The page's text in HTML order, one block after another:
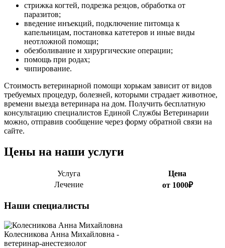
стрижка когтей, подрезка резцов, обработка от
паразитов;
введение инъекций, подключение питомца к
капельницам, постановка катетеров и иные виды
неотложной помощи;
обезболивание и хирургические операции;
помощь при родах;
чипирование.
Стоимость ветеринарной помощи хорькам зависит от видов
требуемых процедур, болезней, которыми страдает животное,
времени выезда ветеринара на дом. Получить бесплатную
консультацию специалистов Единой Службы Ветеринарии
можно, отправив сообщение через форму обратной связи на
сайте.
Цены на наши услуги
Услуга
Цена
Лечение
от 1000₽
Наши специалисты
Колесникова Анна Михайловна -
ветеринар-анестезиолог